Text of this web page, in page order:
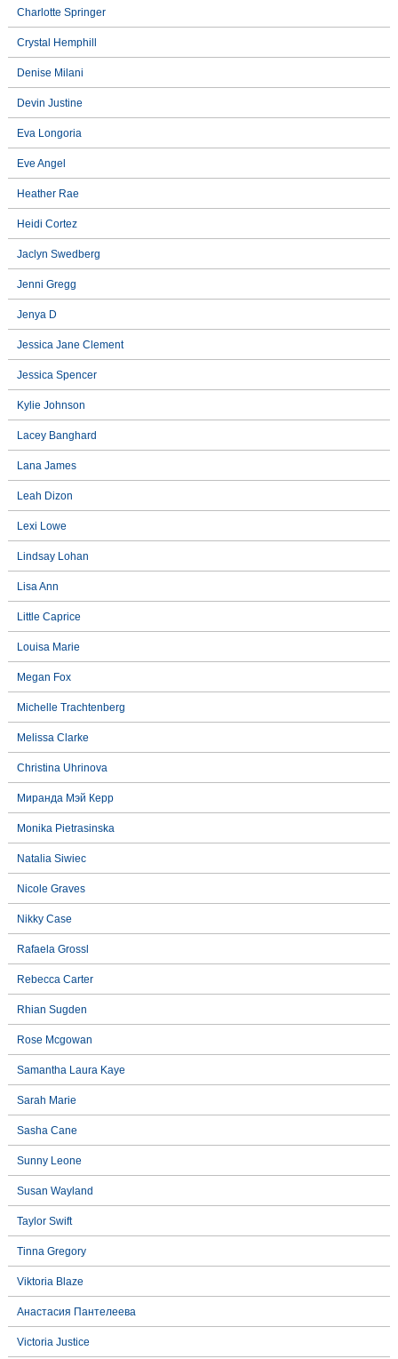
Charlotte Springer
Crystal Hemphill
Denise Milani
Devin Justine
Eva Longoria
Eve Angel
Heather Rae
Heidi Cortez
Jaclyn Swedberg
Jenni Gregg
Jenya D
Jessica Jane Clement
Jessica Spencer
Kylie Johnson
Lacey Banghard
Lana James
Leah Dizon
Lexi Lowe
Lindsay Lohan
Lisa Ann
Little Caprice
Louisa Marie
Megan Fox
Michelle Trachtenberg
Melissa Clarke
Christina Uhrinova
Миранда Мэй Керр
Monika Pietrasinska
Natalia Siwiec
Nicole Graves
Nikky Case
Rafaela Grossl
Rebecca Carter
Rhian Sugden
Rose Mcgowan
Samantha Laura Kaye
Sarah Marie
Sasha Cane
Sunny Leone
Susan Wayland
Taylor Swift
Tinna Gregory
Viktoria Blaze
Анастасия Пантелеева
Victoria Justice